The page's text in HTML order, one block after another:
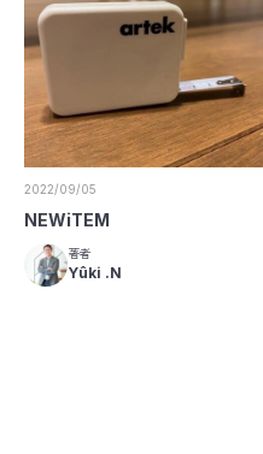
2022/09/05
NEWiTEM
著者
Yûki .N